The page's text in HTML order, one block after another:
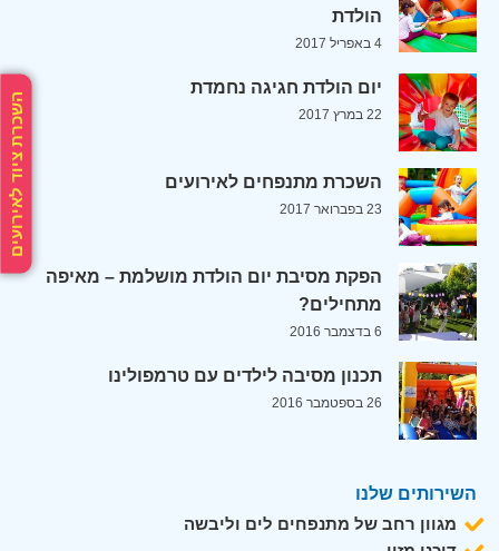
השכרת ציוד לאירועים
הולדת
4 באפריל 2017
יום הולדת חגיגה נחמדת
22 במרץ 2017
השכרת מתנפחים לאירועים
23 בפברואר 2017
הפקת מסיבת יום הולדת מושלמת – מאיפה
מתחילים?
6 בדצמבר 2016
תכנון מסיבה לילדים עם טרמפולינו
26 בספטמבר 2016
השירותים שלנו
מגוון רחב של מתנפחים לים וליבשה